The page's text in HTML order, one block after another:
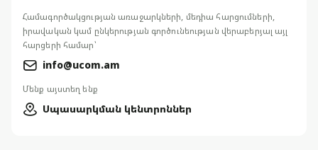
Համագործակցության առաջարկների, մեդիա հարցումների,
իրավական կամ ընկերության գործունեության վերաբերյալ այլ
հարցերի համար՝
info@ucom.am
Մենք այստեղ ենք
Սպասարկման կենտրոններ